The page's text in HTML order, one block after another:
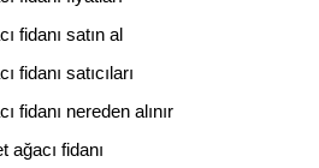
bulunuyor.
fidanı satın al
fidanı satıcıları
fidanı nereden alınır
ağacı fidanı